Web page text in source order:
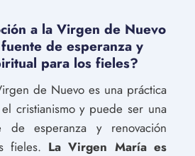
a la Virgen de Nuevo
de esperanza y
para los fieles?
de Nuevo es una práctica
cristianismo y puede ser una
de esperanza y renovación
fieles. La Virgen María es